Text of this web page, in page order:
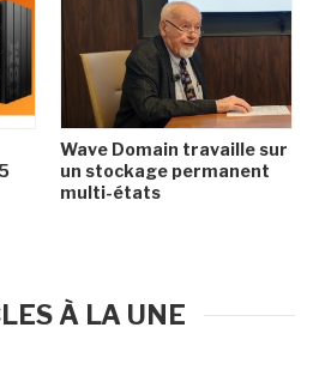
Wave Domain travaille sur
un stockage permanent
multi-états
À LA UNE